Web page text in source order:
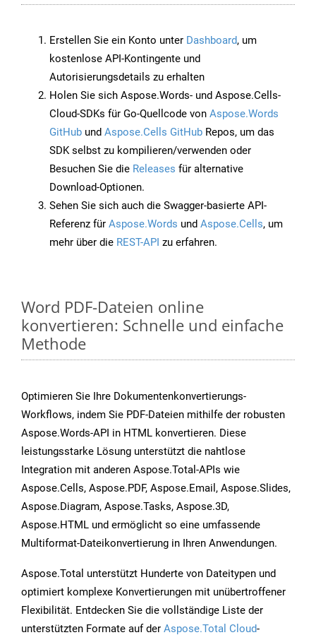
Erstellen Sie ein Konto unter Dashboard, um
kostenlose API-Kontingente und
Autorisierungsdetails zu erhalten
Holen Sie sich Aspose.Words- und Aspose.Cells-
Cloud-SDKs für Go-Quellcode von Aspose.Words
GitHub und Aspose.Cells GitHub Repos, um das
SDK selbst zu kompilieren/verwenden oder
Besuchen Sie die Releases für alternative
Download-Optionen.
Sehen Sie sich auch die Swagger-basierte API-
Referenz für Aspose.Words und Aspose.Cells, um
mehr über die REST-API zu erfahren.
Word PDF-Dateien online
konvertieren: Schnelle und einfache
Methode
Optimieren Sie Ihre Dokumentenkonvertierungs-
Workflows, indem Sie PDF-Dateien mithilfe der robusten
Aspose.Words-API in HTML konvertieren. Diese
leistungsstarke Lösung unterstützt die nahtlose
Integration mit anderen Aspose.Total-APIs wie
Aspose.Cells, Aspose.PDF, Aspose.Email, Aspose.Slides,
Aspose.Diagram, Aspose.Tasks, Aspose.3D,
Aspose.HTML und ermöglicht so eine umfassende
Multiformat-Dateikonvertierung in Ihren Anwendungen.
Aspose.Total unterstützt Hunderte von Dateitypen und
optimiert komplexe Konvertierungen mit unübertroffener
Flexibilität. Entdecken Sie die vollständige Liste der
unterstützten Formate auf der Aspose.Total Cloud-